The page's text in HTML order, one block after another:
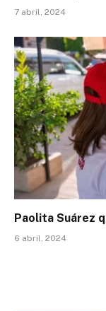
7 abril, 2024
Paolita Suárez
6 abril, 2024